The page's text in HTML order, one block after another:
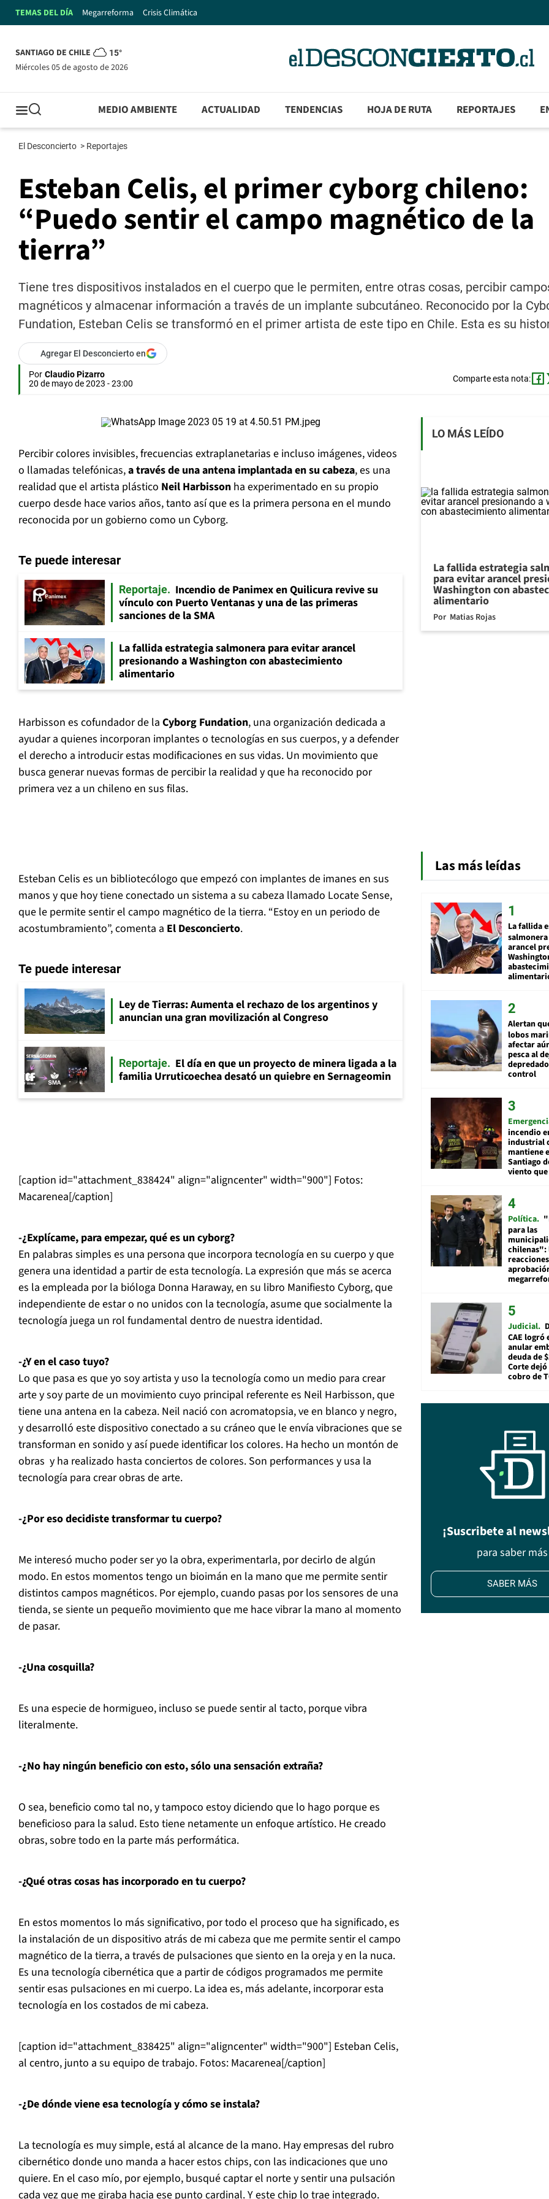
TEMAS DEL DÍA Megarreforma Crisis Climática
SANTIAGO DE CHILE 15°
miércoles 05 de agosto de 2026
MEDIO AMBIENTE ACTUALIDAD TENDENCIAS HOJA DE RUTA REPORTAJES
El Desconcierto > Reportajes
Esteban Celis, el primer cyborg chileno:
“Puedo sentir el campo magnético de la
tierra”
Tiene tres dispositivos instalados en el cuerpo que le permiten, entre otras cosas, percibir
magnéticos y almacenar información a través de un implante subcutáneo. Reconocido por la
Fundation, Esteban Celis se transformó en el primer artista de este tipo en Chile. Esta es su
Agregar El Desconcierto en
Por Claudio Pizarro
20 de mayo de 2023 - 23:00
Comparte esta nota:
Percibir colores invisibles, frecuencias extraplanetarias e incluso imágenes, videos
o llamadas telefónicas,a través de una antena implantada en su cabeza, es una
realidad que el artista plástico Neil Harbisson ha experimentado en su propio
cuerpo desde hace varios años, tanto así que es la primera persona en el mundo
reconocida por un gobierno como un Cyborg.
Te puede interesar
Reportaje
Incendio de Panimex en Quilicura revive su
vínculo con Puerto Ventanas y una de las primeras
sanciones de la SMA
La fallida estrategia salmonera para evitar arancel
presionando a Washington con abastecimiento
alimentario
Harbisson es cofundador de la Cyborg Fundation, una organización dedicada a
ayudar a quienes incorporan implantes o tecnologías en sus cuerpos, y a defender
el derecho a introducir estas modificaciones en sus vidas. Un movimiento que
busca generar nuevas formas de percibir la realidad y que ha reconocido por
primera vez a un chileno en sus filas.
Esteban Celis es un bibliotecólogo que empezó con implantes de imanes en sus
manos y que hoy tiene conectado un sistema a su cabeza llamado Locate Sense,
que le permite sentir el campo magnético de la tierra. “Estoy en un periodo de
acostumbramiento”, comenta a El Desconcierto.
Te puede interesar
Ley de Tierras: Aumenta el rechazo de los argentinos y
anuncian una gran movilización al Congreso
Reportaje
El día en que un proyecto de minera ligada a la
familia Urruticoechea desató un quiebre en Sernageomin
[caption id="attachment_838424" align="aligncenter" width="900"] Fotos:
Macarenea[/caption]
-¿Explícame, para empezar, qué es un cyborg?
En palabras simples es una persona que incorpora tecnología en su cuerpo y que
genera una identidad a partir de esta tecnología. La expresión que más se acerca
es la empleada por la bióloga Donna Haraway, en su libro Manifiesto Cyborg, que
independiente de estar o no unidos con la tecnología, asume que socialmente la
tecnología juega un rol fundamental dentro de nuestra identidad.
-¿Y en el caso tuyo?
Lo que pasa es que yo soy artista y uso la tecnología como un medio para crear
arte y soy parte de un movimiento cuyo principal referente es Neil Harbisson, que
tiene una antena en la cabeza. Neil nació con acromatopsia, ve en blanco y negro,
y desarrolló este dispositivo conectado a su cráneo que le envía vibraciones que se
transforman en sonido y así puede identificar los colores. Ha hecho un montón de
obras y ha realizado hasta conciertos de colores. Son performances y usa la
tecnología para crear obras de arte.
-¿Por eso decidiste transformar tu cuerpo?
Me interesó mucho poder ser yo la obra, experimentarla, por decirlo de algún
modo. En estos momentos tengo un bioimán en la mano que me permite sentir
distintos campos magnéticos. Por ejemplo, cuando pasas por los sensores de una
tienda, se siente un pequeño movimiento que me hace vibrar la mano al momento
de pasar.
-¿Una cosquilla?
Es una especie de hormigueo, incluso se puede sentir al tacto, porque vibra
literalmente.
-¿No hay ningún beneficio con esto, sólo una sensación extraña?
O sea, beneficio como tal no, y tampoco estoy diciendo que lo hago porque es
beneficioso para la salud. Esto tiene netamente un enfoque artístico. He creado
obras, sobre todo en la parte más performática.
-¿Qué otras cosas has incorporado en tu cuerpo?
En estos momentos lo más significativo, por todo el proceso que ha significado, es
la instalación de un dispositivo atrás de mi cabeza que me permite sentir el campo
magnético de la tierra, a través de pulsaciones que siento en la oreja y en la nuca.
Es una tecnología cibernética que a partir de códigos programados me permite
sentir esas pulsaciones en mi cuerpo. La idea es, más adelante, incorporar esta
tecnología en los costados de mi cabeza.
[caption id="attachment_838425" align="aligncenter" width="900"] Esteban Celis,
al centro, junto a su equipo de trabajo. Fotos: Macarenea[/caption]
-¿De dónde viene esa tecnología y cómo se instala?
La tecnología es muy simple, está al alcance de la mano. Hay empresas del rubro
cibernético donde uno manda a hacer estos chips, con las indicaciones que uno
quiere. En el caso mío, por ejemplo, busqué captar el norte y sentir una pulsación
cada vez que me giraba hacia ese punto cardinal. Y este chip lo trae integrado.
LO MÁS LEÍDO
La fallida estrategia
para evitar arancel
Washington con
alimentario
Por Matias Rojas
Las más leídas
La fallida
arancel
Alertan
lobos
afectar
pesca al
control
incendio
industrial
mantiene
Santiago
viento que
Política
para las
chilenas":
Judicial
CAE logró
anular
deuda de
Corte
cobro de
¡Suscribete al
para saber más
SABER MÁS